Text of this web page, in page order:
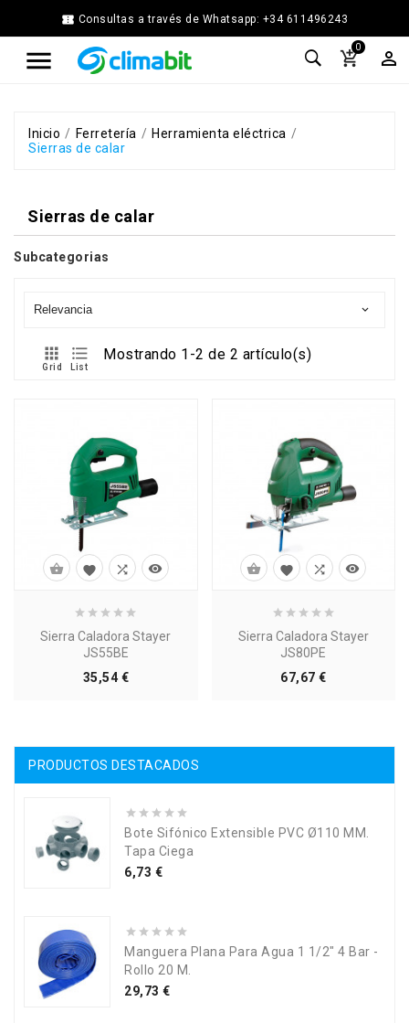
 Consultas a través de Whatsapp: +34 611496243

Home
Agua
Chimenea
Modular
Solar
Térmica
Ferretería
Cocina

0

Inicio Ferretería
Herramienta eléctrica
Sierras de calar
Sierras de calar
Subcategorias
Relevancia 

Grid

List
Mostrando 1-2 de 2 artículo(s)
Sierra Caladora Stayer
JS55BE
35,54 €Precio
   
Sierra Caladora Stayer
JS80PE
67,67 €Precio
   
PRODUCTOS DESTACADOS
Bote Sifónico Extensible PVC Ø110 MM.
Tapa Ciega
Precio
6,73 €
Manguera Plana Para Agua 1 1/2" 4 Bar -
Rollo 20 M.
Precio
29,73 €